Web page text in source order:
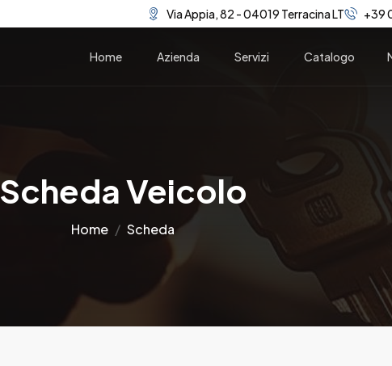
Via Appia, 82 - 04019 Terracina LT +39
Home Azienda Servizi Catalogo
Scheda Veicolo
Home Scheda